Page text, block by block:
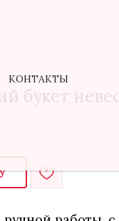
КОНТАКТЫ
букет